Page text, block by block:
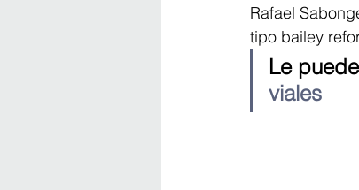
Rafael
tipo bailey
Le
viales